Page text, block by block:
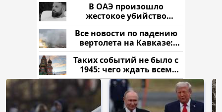
В ОАЭ произошло
жестокое убийство
криптомиллионера
Все новости по падению
вертолета на Кавказе:
читать здесь
Таких событий не было с
1945: чего ждать всем
нам?